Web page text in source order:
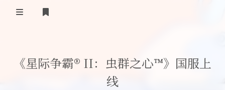
Our Love Story
登录
《星际争霸® II：虫群之心™》国服上
线